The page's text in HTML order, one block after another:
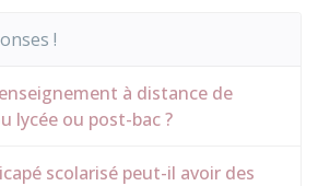
!
à distance de
lycée ou post-bac ?
scolarisé peut-il avoir des